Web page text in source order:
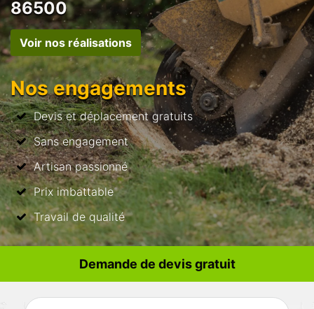
86500
Voir nos réalisations
Nos engagements
Devis et déplacement gratuits
Sans engagement
Artisan passionné
Prix imbattable
Travail de qualité
Demande de devis gratuit